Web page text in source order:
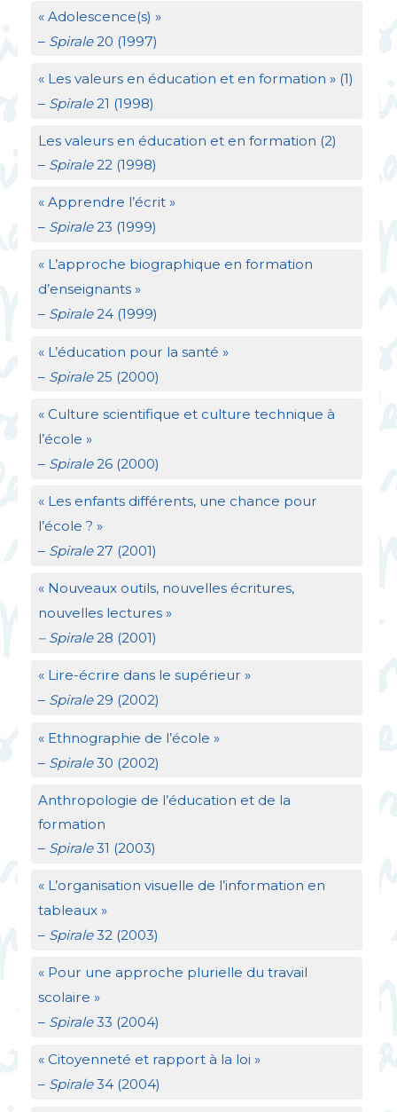
« Adolescence(s) »
– Spirale20 (1997)
« Les valeurs en éducation et en formation » (1)
– Spirale21 (1998)
Les valeurs en éducation et en formation (2)
–Spirale22 (1998)
« Apprendre l’écrit »
– Spirale23 (1999)
« L’approche biographique en formation
d’enseignants »
– Spirale24 (1999)
« L’éducation pour la santé »
– Spirale25 (2000)
« Culture scientifique et culture technique à
l’école »
– Spirale26 (2000)
« Les enfants différents, une chance pour
l’école ? »
– Spirale27 (2001)
« Nouveaux outils, nouvelles écritures,
nouvelles lectures »
– Spirale28 (2001)
« Lire-écrire dans le supérieur »
– Spirale29 (2002)
« Ethnographie de l’école »
– Spirale30 (2002)
Anthropologie de l’éducation et de la
formation
– Spirale31 (2003)
« L’organisation visuelle de l’information en
tableaux »
– Spirale32 (2003)
« Pour une approche plurielle du travail
scolaire »
– Spirale33 (2004)
« Citoyenneté et rapport à la loi »
– Spirale34 (2004)